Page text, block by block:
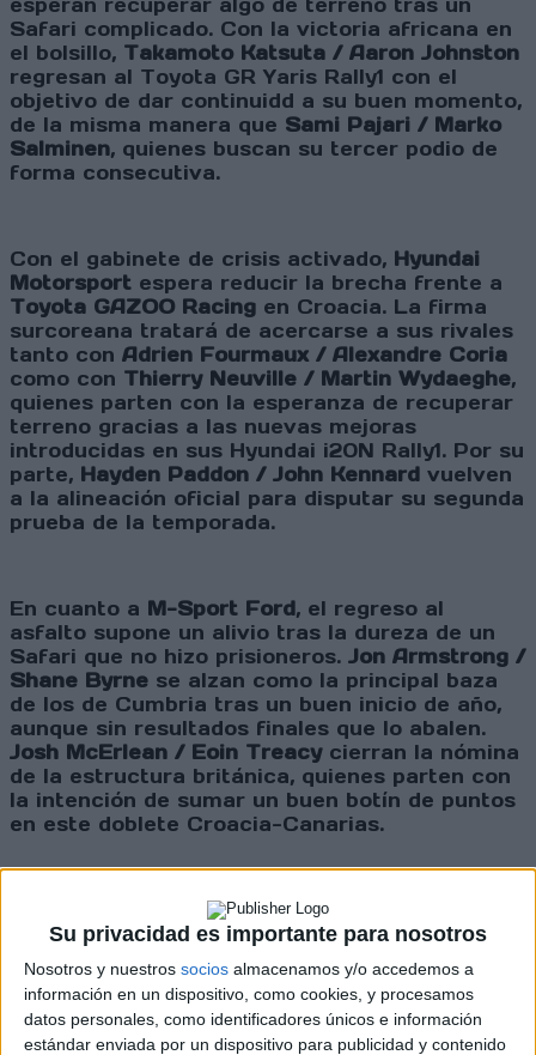
Su privacidad es importante para nosotros
Nosotros y nuestros socios almacenamos y/o accedemos a
información en un dispositivo, como cookies, y procesamos
datos personales, como identificadores únicos e información
estándar enviada por un dispositivo para publicidad y contenido
esperan recuperar algo de terreno tras un
Safari complicado. Con la victoria africana en
el bolsillo, Takamoto Katsuta / Aaron Johnston
regresan al Toyota GR Yaris Rally1 con el
objetivo de dar continuidd a su buen momento,
de la misma manera que Sami Pajari / Marko
Salminen, quienes buscan su tercer podio de
forma consecutiva.
Con el gabinete de crisis activado, Hyundai
Motorsport espera reducir la brecha frente a
Toyota GAZOO Racing en Croacia. La firma
surcoreana tratará de acercarse a sus rivales
tanto con Adrien Fourmaux / Alexandre Coria
como con Thierry Neuville / Martin Wydaeghe,
quienes parten con la esperanza de recuperar
terreno gracias a las nuevas mejoras
introducidas en sus Hyundai i20N Rally1. Por su
parte, Hayden Paddon / John Kennard vuelven
a la alineación oficial para disputar su segunda
prueba de la temporada.
En cuanto a M-Sport Ford, el regreso al
asfalto supone un alivio tras la dureza de un
Safari que no hizo prisioneros. Jon Armstrong /
Shane Byrne se alzan como la principal baza
de los de Cumbria tras un buen inicio de año,
aunque sin resultados finales que lo abalen.
Josh McErlean / Eoin Treacycierran la nómina
de la estructura británica, quienes parten con
la intención de sumar un buen botín de puntos
en este doblete Croacia-Canarias.
Podréis seguir todo lo que suceda en este
Rally de Croacia a través de nuestro
RallyOnline, con actualizaciones y comentarios
en vivo de toda la acción.